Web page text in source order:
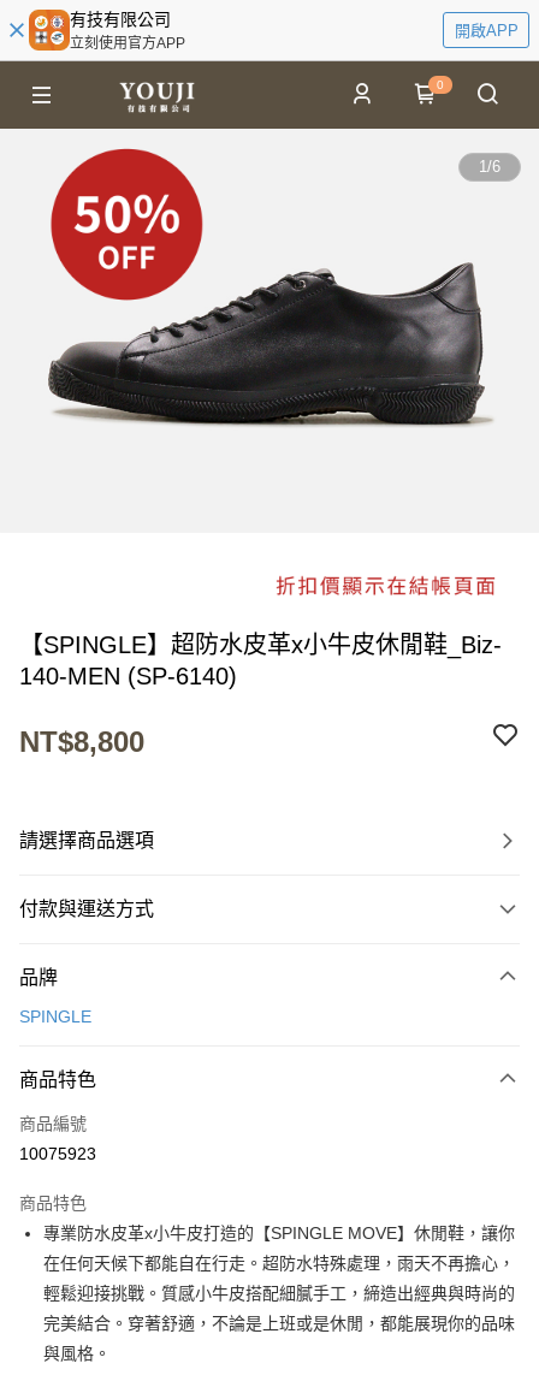
有技有限公司
立刻使用官方APP
開啟APP
0
1/6
【SPINGLE】超防水皮革x小牛皮休閒鞋_Biz-
140-MEN (SP-6140)
NT$8,800
請選擇商品選項
付款與運送方式
信用卡一次付款
LINE Pay
Apple Pay
全盈+PAY
ATM付款
運送方式
全家取貨付款
品牌
SPINGLE
商品特色
商品編號
10075923
商品特色
專業防水皮革x小牛皮打造的【SPINGLE MOVE】休閒鞋，讓你
在任何天候下都能自在行走。超防水特殊處理，雨天不再擔心，
輕鬆迎接挑戰。質感小牛皮搭配細膩手工，締造出經典與時尚的
完美結合。穿著舒適，不論是上班或是休閒，都能展現你的品味
與風格。